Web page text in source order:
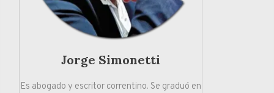
Jorge Simonetti
Es abogado y escritor correntino. Se graduó en